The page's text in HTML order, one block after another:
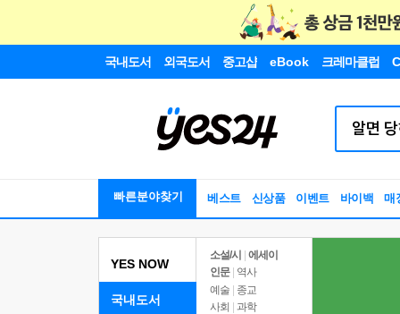
국내도서 외국도서 중고샵 eBook 크레마클럽
빠른분야찾기 베스트 신상품 이벤트 바이백 매
YES NOW
국내도서
소설/시
에세이
인문
역사
예술 | 종교
사회 | 과학